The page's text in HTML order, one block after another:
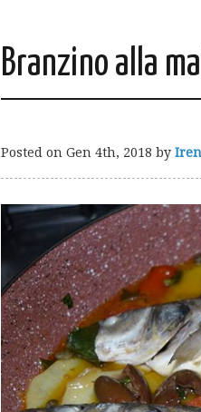
Branzino alla
Posted on Gen 4th, 2018 by